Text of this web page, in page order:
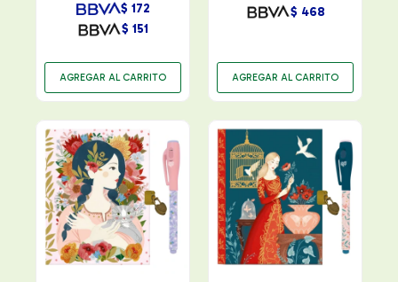
$ 151
$ 172 $ 468